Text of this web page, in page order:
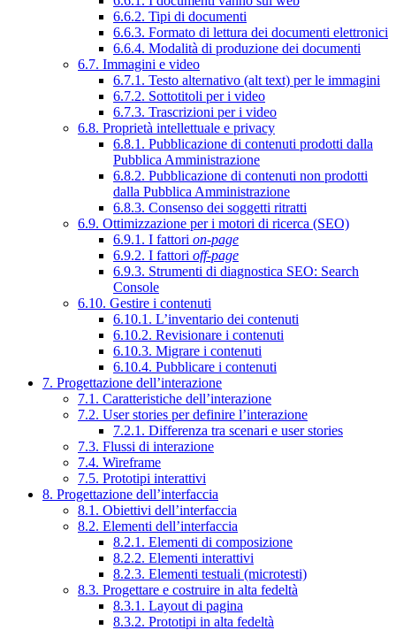
6.6.2. Tipi di documenti
6.6.3. Formato di lettura dei documenti elettronici
6.6.4. Modalità di produzione dei documenti
6.7. Immagini e video
6.7.1. Testo alternativo (alt text) per le immagini
6.7.2. Sottotitoli per i video
6.7.3. Trascrizioni per i video
6.8. Proprietà intellettuale e privacy
6.8.1. Pubblicazione di contenuti prodotti dalla
Pubblica Amministrazione
6.8.2. Pubblicazione di contenuti non prodotti
dalla Pubblica Amministrazione
6.8.3. Consenso dei soggetti ritratti
6.9. Ottimizzazione per i motori di ricerca (SEO)
6.9.1. I fattori on-page
6.9.2. I fattori off-page
6.9.3. Strumenti di diagnostica SEO: Search
Console
6.10. Gestire i contenuti
6.10.1. L’inventario dei contenuti
6.10.2. Revisionare i contenuti
6.10.3. Migrare i contenuti
6.10.4. Pubblicare i contenuti
7. Progettazione dell’interazione
7.1. Caratteristiche dell’interazione
7.2. User stories per definire l’interazione
7.2.1. Differenza tra scenari e user stories
7.3. Flussi di interazione
7.4. Wireframe
7.5. Prototipi interattivi
8. Progettazione dell’interfaccia
8.1. Obiettivi dell’interfaccia
8.2. Elementi dell’interfaccia
8.2.1. Elementi di composizione
8.2.2. Elementi interattivi
8.2.3. Elementi testuali (microtesti)
8.3. Progettare e costruire in alta fedeltà
8.3.1. Layout di pagina
8.3.2. Prototipi in alta fedeltà